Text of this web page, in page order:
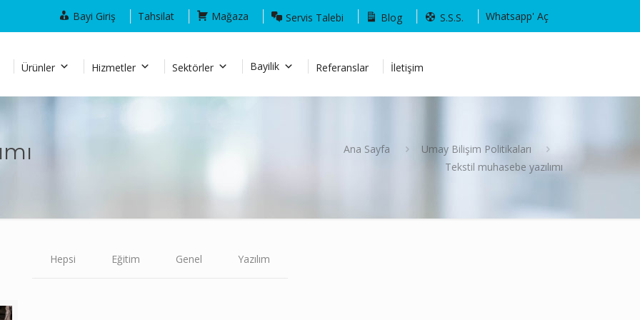
Bayi Giriş Tahsilat Mağaza Servis Talebi Blog S.S.S. Whatsapp' Aç
Ürünler Hizmetler Sektörler Bayilik Referanslar İletişim
Ana Sayfa
Umay Bilişim Politikaları
Tekstil muhasebe yazılımı
Hepsi Eğitim Genel Yazılım